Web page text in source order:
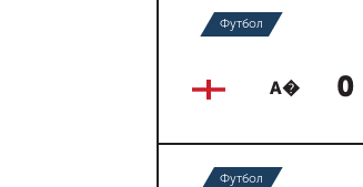
Футбол
А� 0
Футбол